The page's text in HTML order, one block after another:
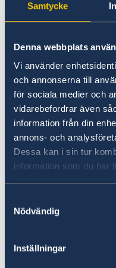
Samtycke
Denna webbplats
Vi använder
och annonserna till
för sociala medier och
vidarebefordrar även
information från din
annons- och
Dessa kan i sin tur
information som du har
Nödvändig
Inställningar
Mänskliga rättigheter
Ekonomisk tillväxt
när man kör.
uppsikt över kor
vägkanterna och
förvarning. Var
som inte följer
Som fotgängare är
om från vilket håll
man korsar gatan.
fotgängare väntar
bilföraren ska göra
Fordon som inte är
åläggs en
En tulldeklaration
utresa.